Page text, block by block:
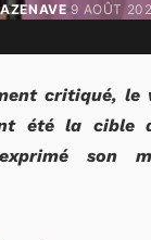
9 AOÛT
critiqué, le
été la cible
son